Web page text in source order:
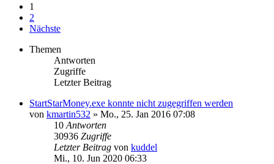
1
2
Nächste
Themen
Antworten
Zugriffe
Letzter Beitrag
StartStarMoney.exe konnte nicht zugegriffen werden
von kmartin532 » Mo., 25. Jan 2016 07:08
10 Antworten
30936 Zugriffe
Letzter Beitrag von kuddel
Mi., 10. Jun 2020 06:33